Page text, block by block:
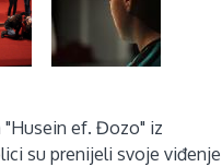
"Husein ef. Đozo" iz
su prenijeli svoje viđenje